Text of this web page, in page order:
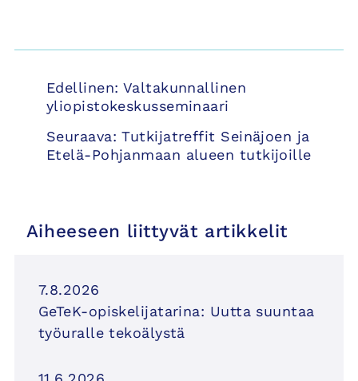
Artikkelien
selaus
Edellinen: Valtakunnallinen
yliopistokeskusseminaari
Seuraava: Tutkijatreffit Seinäjoen ja
Etelä-Pohjanmaan alueen tutkijoille
Aiheeseen liittyvät artikkelit
7.8.2026
GeTeK-opiskelijatarina: Uutta suuntaa
työuralle tekoälystä